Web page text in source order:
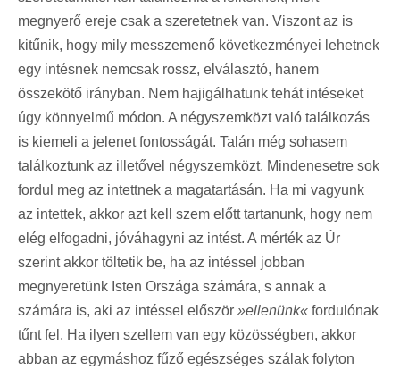
megnyerő ereje csak a szeretetnek van. Viszont az is
kitűnik, hogy mily messzemenő következményei lehetnek
egy intésnek nemcsak rossz, elválasztó, hanem
összekötő irányban. Nem hajigálhatunk tehát intéseket
úgy könnyelmű módon. A négyszemközt való találkozás
is kiemeli a jelenet fontosságát. Talán még sohasem
találkoztunk az illetővel négyszemközt. Mindenesetre sok
fordul meg az intettnek a magatartásán. Ha mi vagyunk
az intettek, akkor azt kell szem előtt tartanunk, hogy nem
elég elfogadni, jóváhagyni az intést. A mérték az Úr
szerint akkor töltetik be, ha az intéssel jobban
megnyeretünk Isten Országa számára, s annak a
számára is, aki az intéssel először »ellenünk« fordulónak
tűnt fel. Ha ilyen szellem van egy közösségben, akkor
abban az egymáshoz fűző egészséges szálak folyton